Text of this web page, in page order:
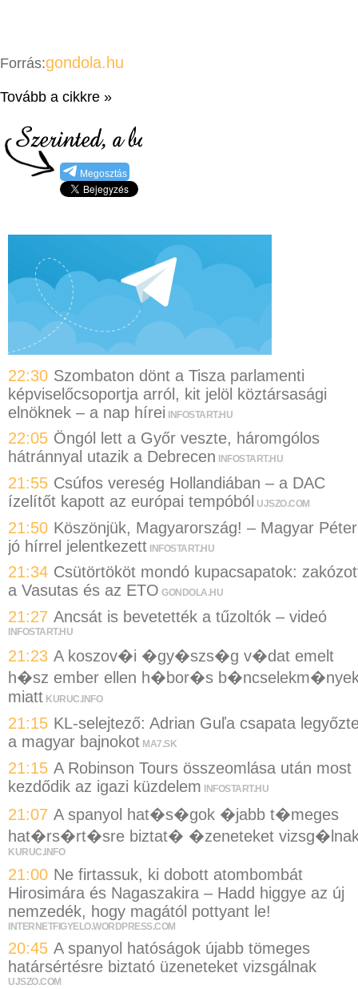
Forrás:gondola.hu
Tovább a cikkre »
Megosztás
22:30 Szombaton dönt a Tisza parlamenti
képviselőcsoportja arról, kit jelöl köztársasági
elnöknek – a nap hírei INFOSTART.HU
22:05 Öngól lett a Győr veszte, háromgólos
hátránnyal utazik a Debrecen
INFOSTART.HU
21:55 Csúfos vereség Hollandiában – a DAC
ízelítőt kapott az európai tempóból UJSZO.COM
21:50 Köszönjük, Magyarország! – Magyar Péter
jó hírrel jelentkezett INFOSTART.HU
21:34 Csütörtököt mondó kupacsapatok:
a Vasutas és az ETO GONDOLA.HU
21:27 Ancsát is bevetették a tűzoltók – videó
INFOSTART.HU
21:23 A koszov�i �gy�szs�g v�dat emelt
h�sz ember ellen h�bor�s
miatt KURUC.INFO
21:15 KL-selejtező: Adrian Guľa csapata
a magyar bajnokot MA7.SK
21:15 A Robinson Tours összeomlása után most
kezdődik az igazi küzdelem INFOSTART.HU
21:07 A spanyol hat�s�gok �jabb t�meges
hat�rs�rt�sre biztat� �zeneteket
KURUC.INFO
21:00 Ne firtassuk, ki dobott atombombát
Hirosimára és Nagaszakira – Hadd higgye az új
nemzedék, hogy magától pottyant le!
INTERNETFIGYELO.WORDPRESS.COM
20:45 A spanyol hatóságok újabb tömeges
határsértésre biztató üzeneteket vizsgálnak
UJSZO.COM